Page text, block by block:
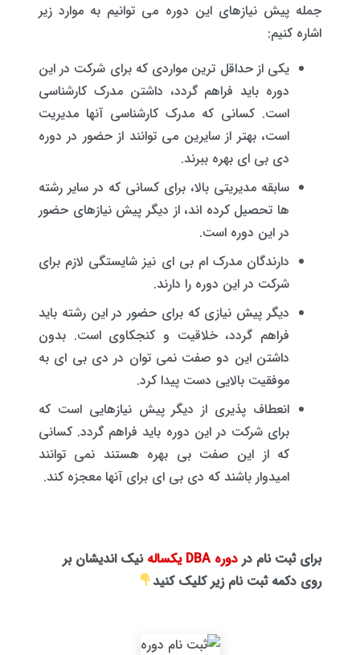
جمله پیش نیازهای این دوره می توانیم به موارد زیر
اشاره کنیم:
یکی از حداقل ترین مواردی که برای شرکت در این
دوره باید فراهم گردد، داشتن مدرک کارشناسی
است. کسانی که مدرک کارشناسی آنها مدیریت
است، بهتر از سایرین می توانند از حضور در دوره
دی بی ای بهره ببرند.
سابقه مدیریتی بالا، برای کسانی که در سایر رشته
ها تحصیل کرده اند، از دیگر پیش نیازهای حضور
در این دوره است.
دارندگان مدرک ام بی ای نیز شایستگی لازم برای
شرکت در این دوره را دارند.
دیگر پیش نیازی که برای حضور در این رشته باید
فراهم گردد، خلاقیت و کنجکاوی است. بدون
داشتن این دو صفت نمی توان در دی بی ای به
موفقیت بالایی دست پیدا کرد.
انعطاف پذیری از دیگر پیش نیازهایی است که
برای شرکت در این دوره باید فراهم گردد. کسانی
که از این صفت بی بهره هستند نمی توانند
امیدوار باشند که دی بی ای برای آنها معجزه کند.
برای ثبت نام در دوره DBA یکساله
نیک اندیشان بر
روی دکمه ثبت نام زیر کلیک کنید